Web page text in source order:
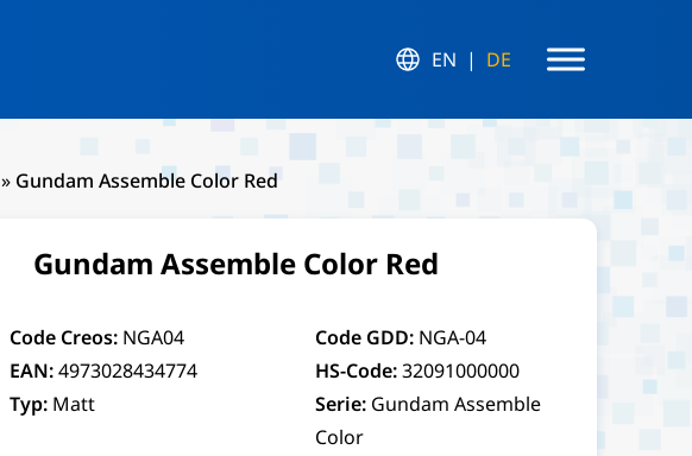
EN DE
» Gundam Assemble Color Red
Gundam Assemble Color Red
Code Creos: NGA04 Code GDD: NGA-04
EAN: 4973028434774 HS-Code:32091000000
Typ: Matt Serie: Gundam Assemble
Color